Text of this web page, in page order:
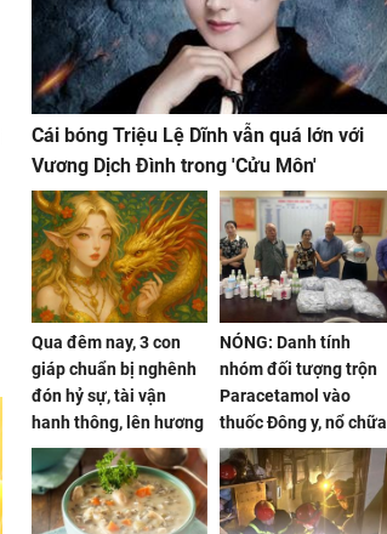
Cái bóng Triệu Lệ Dĩnh vẫn quá lớn với
Vương Dịch Đình trong 'Cửu Môn'
Qua đêm nay, 3 con
giáp chuẩn bị nghênh
đón hỷ sự, tài vận
hanh thông, lên hương
hóa Rồng hóa Phượng,
gom hết may mắn về
nhà
NÓNG: Danh tính
nhóm đối tượng trộn
Paracetamol vào
thuốc Đông y, nổ chữa
bách bệnh